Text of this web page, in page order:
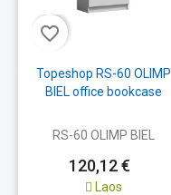
favorite_border
Topeshop RS-60 OLIMP
BIEL office bookcase
RS-60 OLIMP BIEL
120,12 €
Laos